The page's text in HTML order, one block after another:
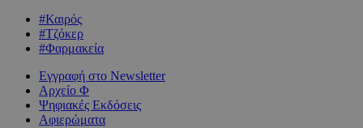
#Καιρός
#Τζόκερ
#Φαρμακεία
Εγγραφή στο Newsletter
Αρχείο Φ
Ψηφιακές Εκδόσεις
Αφιερώματα